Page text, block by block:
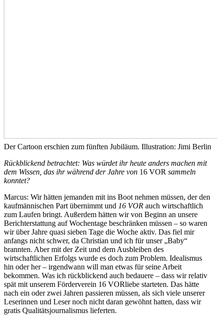
Der Cartoon erschien zum fünften Jubiläum. Illustration: Jimi Berlin
Rückblickend betrachtet: Was würdet ihr heute anders machen mit
dem Wissen, das ihr während der Jahre von 16 VOR sammeln
konntet?
Marcus: Wir hätten jemanden mit ins Boot nehmen müssen, der den
kaufmännischen Part übernimmt und 16 VOR auch wirtschaftlich
zum Laufen bringt. Außerdem hätten wir von Beginn an unsere
Berichterstattung auf Wochentage beschränken müssen – so waren
wir über Jahre quasi sieben Tage die Woche aktiv. Das fiel mir
anfangs nicht schwer, da Christian und ich für unser „Baby“
brannten. Aber mit der Zeit und dem Ausbleiben des
wirtschaftlichen Erfolgs wurde es doch zum Problem. Idealismus
hin oder her – irgendwann will man etwas für seine Arbeit
bekommen. Was ich rückblickend auch bedauere – dass wir relativ
spät mit unserem Förderverein 16 VORliebe starteten. Das hätte
nach ein oder zwei Jahren passieren müssen, als sich viele unserer
Leserinnen und Leser noch nicht daran gewöhnt hatten, dass wir
gratis Qualitätsjournalismus lieferten.